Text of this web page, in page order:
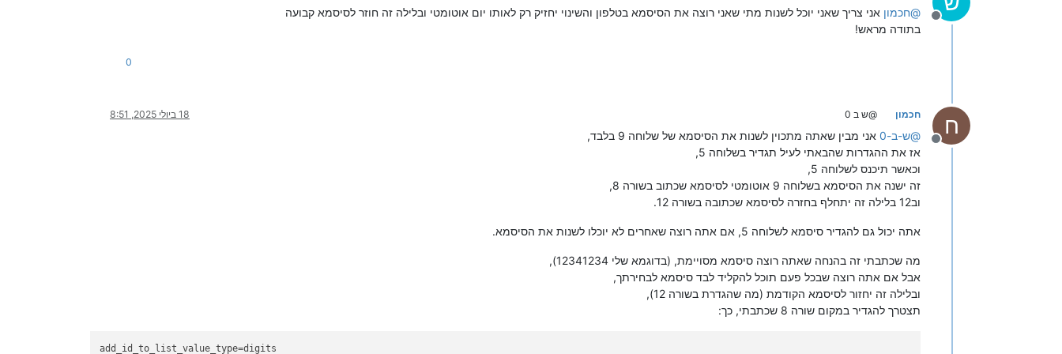
מנותק
@חכמון אני צריך שאני יוכל לשנות מתי שאני רוצה את הסיסמא בטלפון והשינוי יחזיק רק לאותו יום אוטומטי ובלילה זה חוזר לסיסמא קבועה
בתודה מראש!
0
ח
מנותק
חכמון @ש ב 0 18 ביולי 2025, 8:51
@ש-ב-0
אני מבין שאתה מתכוין לשנות את הסיסמא של שלוחה 9 בלבד,
אז את ההגדרות שהבאתי לעיל תגדיר בשלוחה 5,
וכאשר תיכנס לשלוחה 5,
זה ישנה את הסיסמא בשלוחה 9 אוטומטי לסיסמא שכתוב בשורה 8,
וב12 בלילה זה יתחלף בחזרה לסיסמא שכתובה בשורה 12.
אתה יכול גם להגדיר סיסמא לשלוחה 5, אם אתה רוצה שאחרים לא יוכלו לשנות את הסיסמא.
מה שכתבתי זה בהנחה שאתה רוצה סיסמא מסויימת, (בדוגמא שלי 12341234),
אבל אם אתה רוצה שבכל פעם תוכל להקליד לבד סיסמא לבחירתך,
ובלילה זה יחזור לסיסמא הקודמת (מה שהגדרת בשורה 12),
תצטרך להגדיר במקום שורה 8 שכתבתי, כך:
add_id_to_list_value_type=digits